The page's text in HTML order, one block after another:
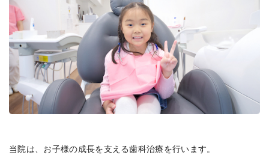
当院は、お子様の成長を支える歯科治療を行います。